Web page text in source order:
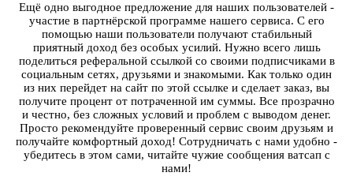
Ещё одно выгодное предложение для наших пользователей -
участие в партнёрской программе нашего сервиса. С его
помощью наши пользователи получают стабильный
приятный доход без особых усилий. Нужно всего лишь
поделиться реферальной ссылкой со своими подписчиками в
социальным сетях, друзьями и знакомыми. Как только один
из них перейдет на сайт по этой ссылке и сделает заказ, вы
получите процент от потраченной им суммы. Все прозрачно
и честно, без сложных условий и проблем с выводом денег.
Просто рекомендуйте проверенный сервис своим друзьям и
получайте комфортный доход! Сотрудничать с нами удобно -
убедитесь в этом сами, читайте чужие сообщения ватсап с
нами!